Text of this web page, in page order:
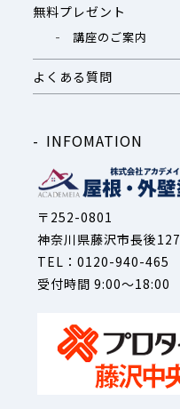
無料プレゼント
講座のご案内
よくある質問
INFOMATION
〒252-0801
神奈川県藤沢市長後
TEL：0120-940-465
受付時間 9:00～18:00